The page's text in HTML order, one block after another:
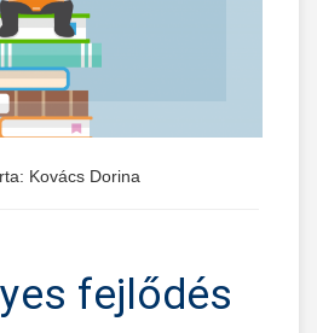
Kovács Dorina
fejlődés